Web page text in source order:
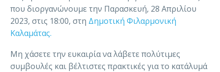
που διοργανώνουμε την Παρασκευή, 28 Απριλίου
2023, στις 18:00, στη Δημοτική Φιλαρμονική
Καλαμάτας.
Μη χάσετε την ευκαιρία να λάβετε πολύτιμες
συμβουλές και βέλτιστες πρακτικές για το κατάλυμά